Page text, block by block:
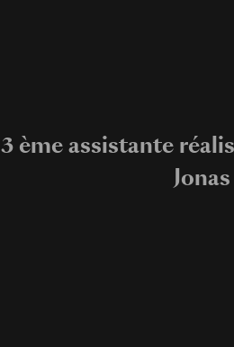
3 ème assistante
Jonas